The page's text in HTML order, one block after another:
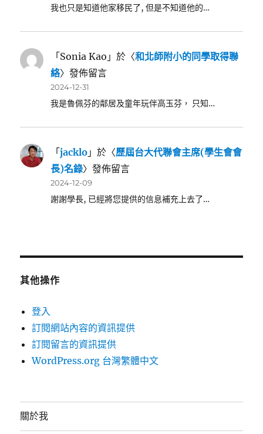
我也只是知道他家移民了, 但是不知道他的…
「Sonia Kao 」於〈和北師附小的同學取得聯
絡〉發佈留言
2024-12-31
我是魯佩芬的鄰居及童年玩伴高玉芬， 只知…
「jacklo 」於〈歷屆台大代聯會主席(學生會會
長)名錄〉發佈留言
2024-12-09
謝謝學長, 已經將您提供的信息補充上去了…
其他操作
登入
訂閱網站內容的資訊提供
訂閱留言的資訊提供
WordPress.org 台灣繁體中文
關於我